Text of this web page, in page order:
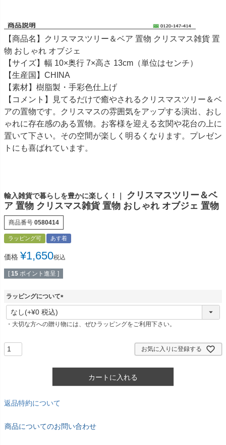
【商品名】クリスマスツリー＆ベア 置物 クリスマス雑貨 置
物 おしゃれ オブジェ
【サイズ】幅 10×奥行 7×高さ 13cm（単位はセンチ）
【生産国】CHINA
【素材】樹脂製・手彩色仕上げ
【コメント】見てるだけで癒やされるクリスマスツリー＆ベ
アの置物です。クリスマスの雰囲気をアップする演出、おし
ゃれに存在感のある置物。お客様を迎える玄関や花台の上に
置いて下さい。その空間が楽しく明るくなります。プレゼン
トにも喜ばれています。
輸入雑貨で暮らしを豊かに楽しく！｜
クリスマスツリー＆ベ
ア 置物 クリスマス雑貨 置物 おしゃれ オブジェ 置物
商品番号 0580414
ラッピング可 あす着
価格 ¥1,650税込
[ 15 ポイント進呈 ]
ラッピングについて
(
須
・大切な方への贈り物には、ぜひラッピングをご利用下さい。
お気に入りに登録する
カートに入れる
返品特約について
商品についてのお問い合わせ